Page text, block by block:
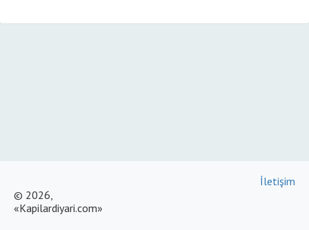
© 2026,
«Kapilardiyari.com»
İletişim